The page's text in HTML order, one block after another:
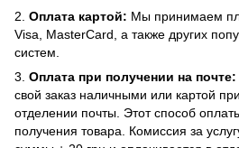
2. Оплата картой: Мы принимаем
Visa, MasterCard, а также других
систем.
3. Оплата при получении на почте:
свой заказ наличными или картой
отделении почты. Этот способ
получения товара. Комиссия за